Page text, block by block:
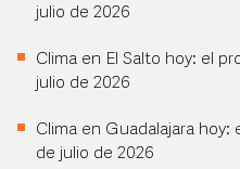
julio de 2026
Clima en El Salto hoy: el
julio de 2026
Clima en Guadalajara
de julio de 2026